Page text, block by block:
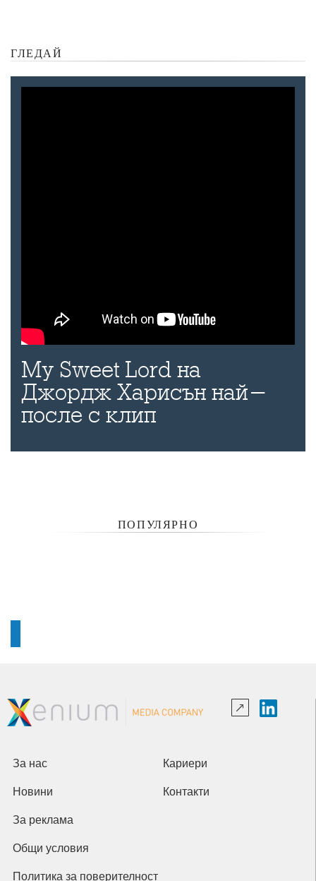
ГЛЕДАЙ
My Sweet Lord на
Джордж Харисън най-
после с клип
ПОПУЛЯРНО
За нас Кариери
Новини Контакти
За реклама
Общи условия
Политика за поверителност